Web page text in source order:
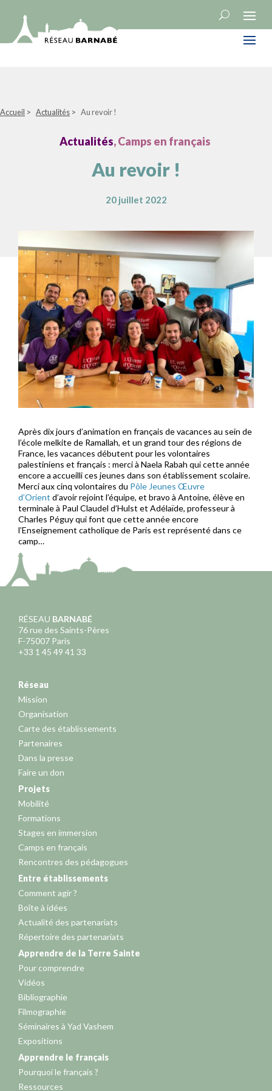
Accueil > Actualités > Au revoir !
Actualités, Camps en français
Au revoir !
20 juillet 2022
Après dix jours d’animation en français de vacances au sein de
l’école melkite de Ramallah, et un grand tour des régions de
France, les vacances débutent pour les volontaires
palestiniens et français : merci à Naela Rabah qui cette année
encore a accueilli ces jeunes dans son établissement scolaire.
Merci aux cinq volontaires du Pôle Jeunes Œuvre
d’Orient d’avoir rejoint l’équipe, et bravo à Antoine, élève en
terminale à Paul Claudel d’Hulst et Adélaïde, professeur à
Charles Péguy qui font que cette année encore
l’Enseignement catholique de Paris est représenté dans ce
camp…
RÉSEAU BARNABÉ
76 rue des Saints-Pères
F-75007 Paris
+33 1 45 49 41 33
Réseau
Mission
Organisation
Carte des établissements
Partenaires
Dans la presse
Faire un don
Projets
Mobilité
Formations
Stages en immersion
Camps en français
Rencontres des pédagogues
Entre établissements
Comment agir ?
Boîte à idées
Actualité des partenariats
Répertoire des partenariats
Apprendre de la Terre Sainte
Pour comprendre
Vidéos
Bibliographie
Filmographie
Séminaires à Yad Vashem
Expositions
Apprendre le français
Pourquoi le français ?
Ressources